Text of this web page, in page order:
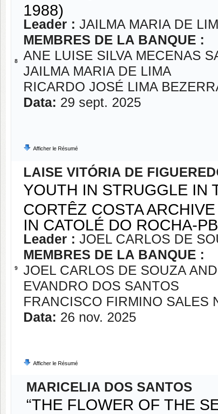
8
1988)
Leader : JAILMA MARIA DE
MEMBRES DE LA BANQUE :
ANE LUISE SILVA MECENAS
JAILMA MARIA DE LIMA
RICARDO JOSÉ LIMA
Data: 29 sept. 2025
Afficher le Résumé
9
LAISE VITÓRIA DE
YOUTH IN STRUGGLE IN
CORTÊZ COSTA
IN CATOLÉ DO ROCHA-PB
Leader : JOEL CARLOS DE
MEMBRES DE LA BANQUE :
JOEL CARLOS DE SOUZA
EVANDRO DOS SANTOS
FRANCISCO FIRMINO SALES
Data: 26 nov. 2025
Afficher le Résumé
MARICELIA DOS SANTOS
“THE FLOWER OF THE